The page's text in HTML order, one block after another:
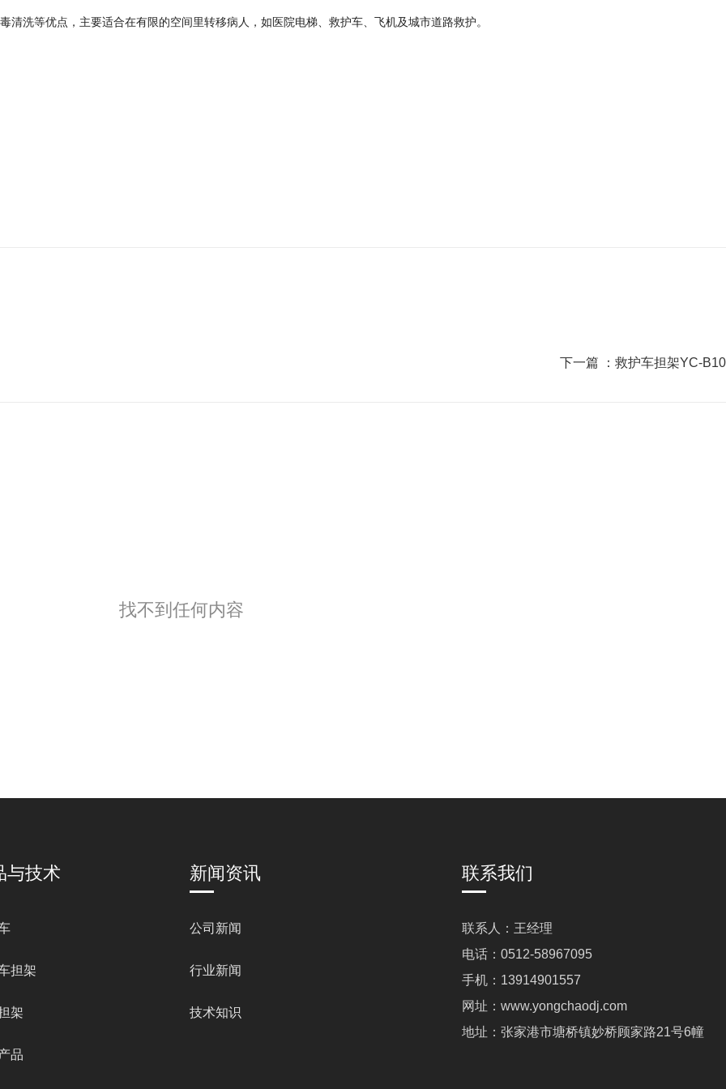
洗等优点，主要适合在有限的空间里转移病人，如医院电梯、救护车、飞机及城市道路救护。
下一篇 ： 救护车担架YC-B10
找不到任何内容
与技术
担架
架
品
新闻资讯
公司新闻
行业新闻
技术知识
联系我们
联系人：王经理
电话：0512-58967095
手机：13914901557
网址：www.yongchaodj.com
地址：张家港市塘桥镇妙桥顾家路21号6幢